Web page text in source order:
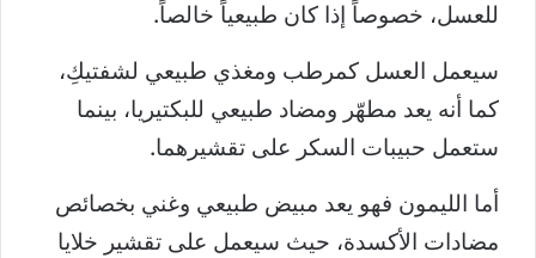
للعسل، خصوصاً إذا كان طبيعياً خالصاً.
سيعمل العسل كمرطب ومغذي طبيعي لشفتيكِ،
كما أنه يعد مطهّر ومضاد طبيعي للبكتيريا، بينما
ستعمل حبيبات السكر على تقشيرهما.
أما الليمون فهو يعد مبيض طبيعي وغني بخصائص
مضادات الأكسدة، حيث سيعمل على تقشير خلايا